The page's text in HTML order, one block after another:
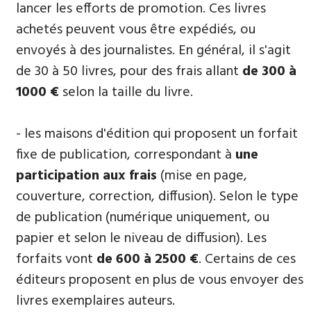
lancer les efforts de promotion. Ces livres
achetés peuvent vous être expédiés, ou
envoyés à des journalistes. En général, il s'agit
de 30 à 50 livres, pour des frais allant de 300 à
1000 € selon la taille du livre.
- les maisons d'édition qui proposent un forfait
fixe de publication, correspondant à une
participation aux frais (mise en page,
couverture, correction, diffusion). Selon le type
de publication (numérique uniquement, ou
papier et selon le niveau de diffusion). Les
forfaits vont de 600 à 2500 €. Certains de ces
éditeurs proposent en plus de vous envoyer des
livres exemplaires auteurs.